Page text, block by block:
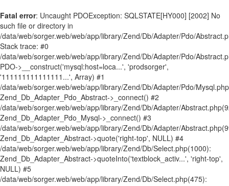
Fatal error: Uncaught PDOException: SQLSTATE[HY000] [2002] No
such file or directory in
/data/web/sorger.web/web/app/library/Zend/Db/Adapter/Pdo/
Stack trace: #0
/data/web/sorger.web/web/app/library/Zend/Db/Adapter/Pdo/
PDO->__construct('mysql:host=loca...', 'prodsorger',
'111111111111111...', Array) #1
/data/web/sorger.web/web/app/library/Zend/Db/Adapter/Pdo/
Zend_Db_Adapter_Pdo_Abstract->_connect() #2
/data/web/sorger.web/web/app/library/Zend/Db/Adapter/
Zend_Db_Adapter_Pdo_Mysql->_connect() #3
/data/web/sorger.web/web/app/library/Zend/Db/Adapter/
Zend_Db_Adapter_Abstract->quote('right-top', NULL) #4
/data/web/sorger.web/web/app/library/Zend/Db/Select.php(1000):
Zend_Db_Adapter_Abstract->quoteInto('textblock_activ...', 'right-top',
NULL) #5
/data/web/sorger.web/web/app/library/Zend/Db/Select.php(475):